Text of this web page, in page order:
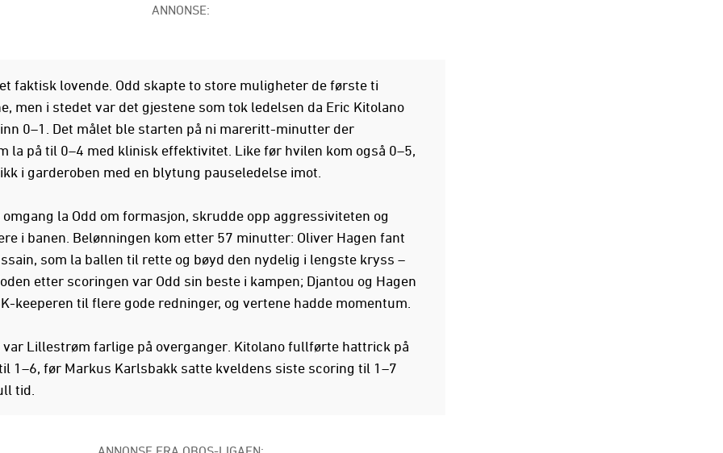
ANNONSE:
faktisk lovende. Odd skapte to store muligheter de første ti
men i stedet var det gjestene som tok ledelsen da Eric Kitolano
0–1. Det målet ble starten på ni mareritt-minutter der
la på til 0–4 med klinisk effektivitet. Like før hvilen kom også 0–5,
i garderoben med en blytung pauseledelse imot.
la Odd om formasjon, skrudde opp aggressiviteten og
i banen. Belønningen kom etter 57 minutter: Oliver Hagen fant
som la ballen til rette og bøyd den nydelig i lengste kryss –
etter scoringen var Odd sin beste i kampen; Djantou og Hagen
keeperen til flere gode redninger, og vertene hadde momentum.
Lillestrøm farlige på overganger. Kitolano fullførte hattrick på
1–6, før Markus Karlsbakk satte kveldens siste scoring til 1–7
tid.